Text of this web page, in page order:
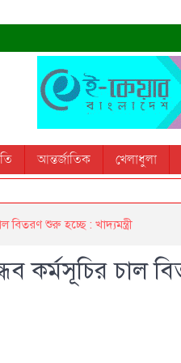
ভূমিমন্ত্রী
আন্তর্জাতিক খেলাধুলা
বিতরণ শুরু হচ্ছে : খাদ্যমন্ত্রী
কর্মসূচির চাল